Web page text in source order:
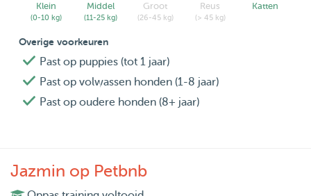
Klein
(0-10 kg)
Middel
(11-25 kg)
Groot
(26-45 kg)
Reus
(> 45 kg)
Katten
Overige voorkeuren
Past op puppies (tot 1 jaar)
Past op volwassen honden (1-8 jaar)
Past op oudere honden (8+ jaar)
Jazmin op Petbnb